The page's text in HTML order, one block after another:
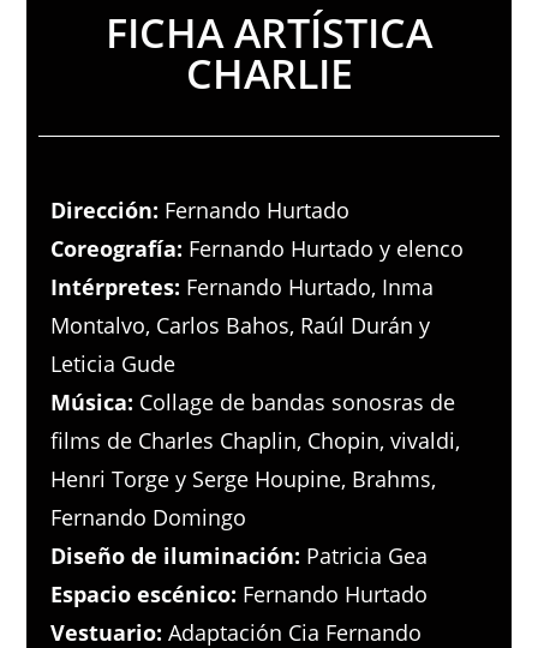
FICHA ARTÍSTICA
CHARLIE
Dirección: Fernando Hurtado
Coreografía: Fernando Hurtado y elenco
Intérpretes: Fernando Hurtado, Inma
Montalvo, Carlos Bahos, Raúl Durán y
Leticia Gude
Música: Collage de bandas sonosras de
films de Charles Chaplin, Chopin, vivaldi,
Henri Torge y Serge Houpine, Brahms,
Fernando Domingo
Diseño de iluminación: Patricia Gea
Espacio escénico: Fernando Hurtado
Vestuario: Adaptación Cia Fernando